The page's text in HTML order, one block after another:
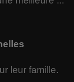
leur famille.